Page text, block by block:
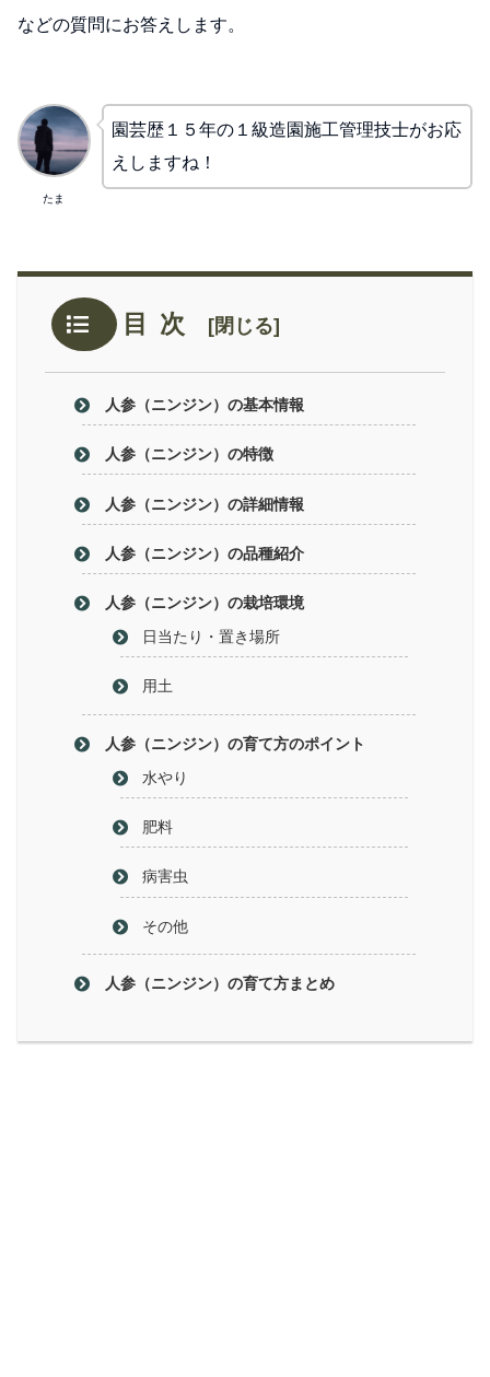
などの質問にお答えします。
たま
園芸歴１５年の１級造園施工管理技士がお応
えしますね！
目次
人参（ニンジン）の基本情報
人参（ニンジン）の特徴
人参（ニンジン）の詳細情報
人参（ニンジン）の品種紹介
人参（ニンジン）の栽培環境
日当たり・置き場所
用土
人参（ニンジン）の育て方のポイント
水やり
肥料
病害虫
その他
人参（ニンジン）の育て方まとめ